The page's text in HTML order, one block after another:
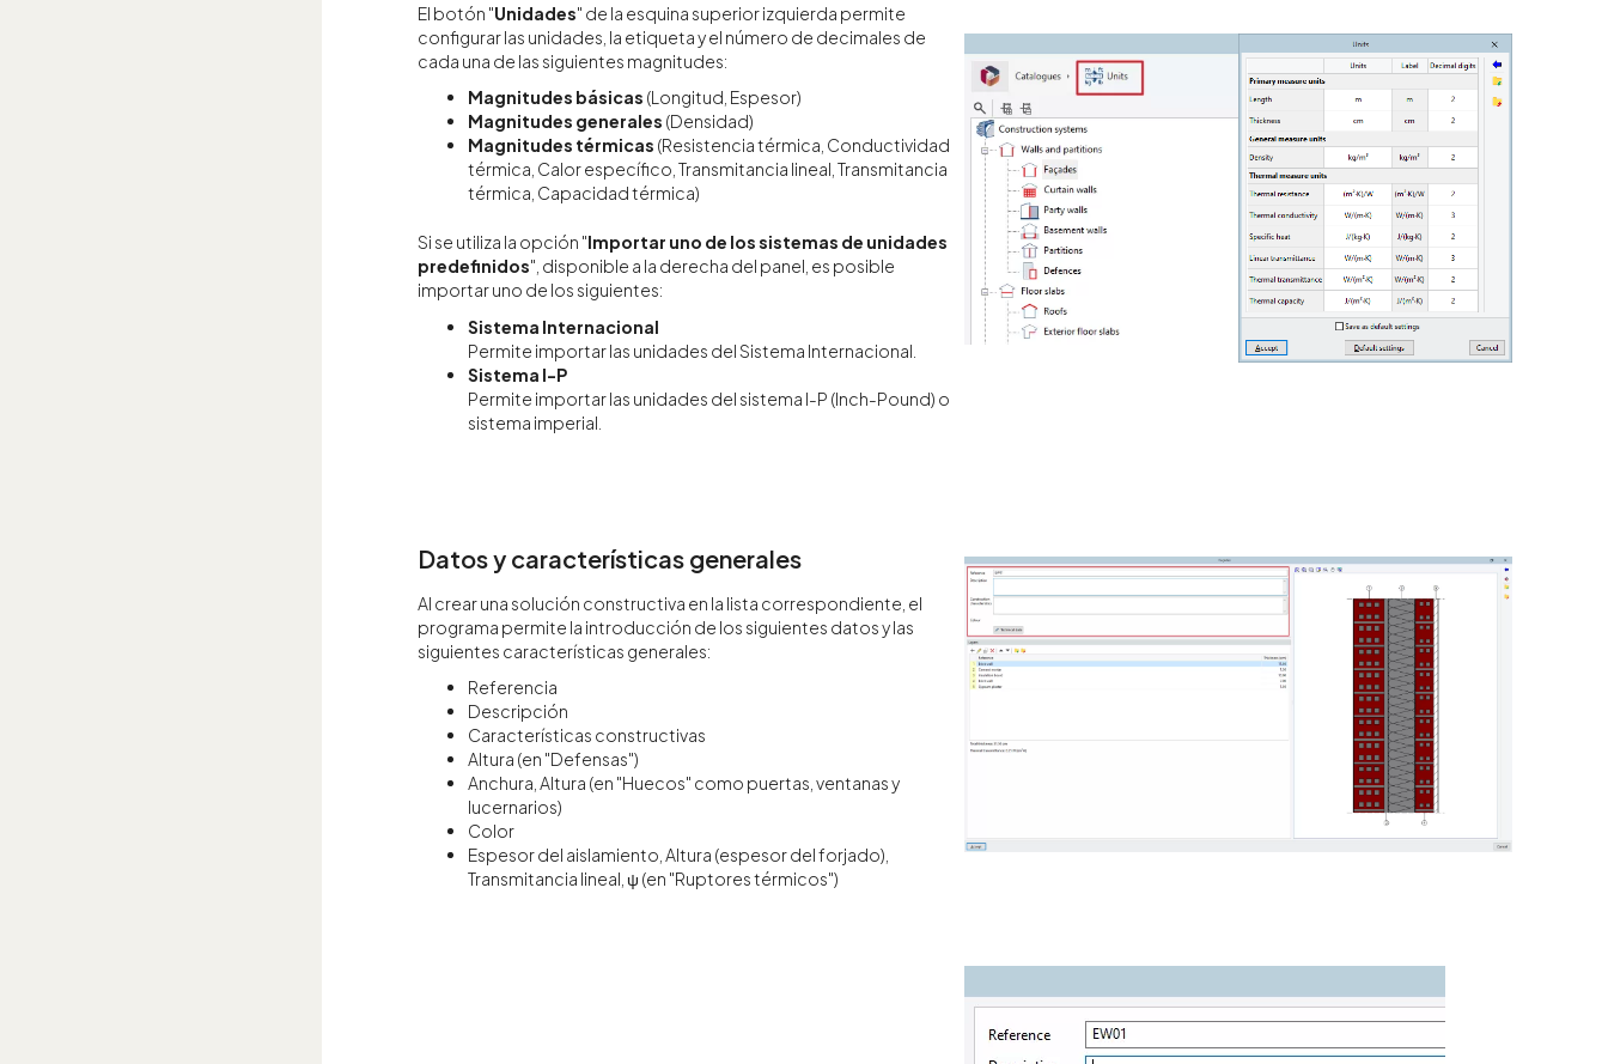
El botón "Unidades" de la esquina superior izquierda permite
configurar las unidades, la etiqueta y el número de decimales de
cada una de las siguientes magnitudes:
Magnitudes básicas (Longitud, Espesor)
Magnitudes generales (Densidad)
Magnitudes térmicas (Resistencia térmica, Conductividad
térmica, Calor específico, Transmitancia lineal, Transmitancia
térmica, Capacidad térmica)
Si se utiliza la opción "Importar uno de los sistemas de unidades
predefinidos", disponible a la derecha del panel, es posible
importar uno de los siguientes:
Sistema Internacional
Permite importar las unidades del Sistema Internacional.
Sistema I-P
Permite importar las unidades del sistema I-P (Inch-Pound) o
sistema imperial.
Datos y características generales
Al crear una solución constructiva en la lista correspondiente, el
programa permite la introducción de los siguientes datos y las
siguientes características generales:
Referencia
Descripción
Características constructivas
Altura (en "Defensas")
Anchura, Altura (en "Huecos" como puertas, ventanas y
lucernarios)
Color
Espesor del aislamiento, Altura (espesor del forjado),
Transmitancia lineal, ψ (en "Ruptores térmicos")